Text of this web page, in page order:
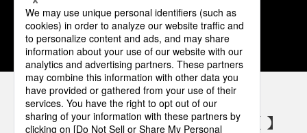
1 2 3 4 5
パナソニックの電気設備 SNSアカウント